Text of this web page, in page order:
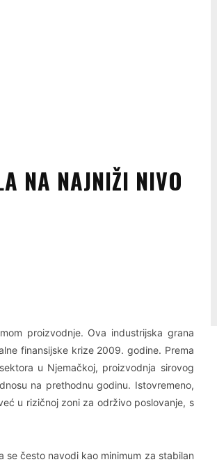
NA NAJNIŽI NIVO
proizvodnje. Ova industrijska grana
finansijske krize 2009. godine. Prema
u Njemačkoj, proizvodnja sirovog
na prethodnu godinu. Istovremeno,
u rizičnoj zoni za održivo poslovanje, s
često navodi kao minimum za stabilan